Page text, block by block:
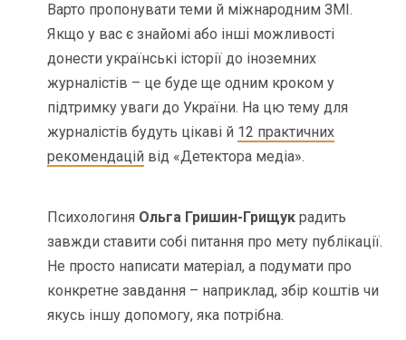
Варто пропонувати теми й міжнародним ЗМІ.
Якщо у вас є знайомі або інші можливості
донести українські історії до іноземних
журналістів – це буде ще одним кроком у
підтримку уваги до України. На цю тему для
журналістів будуть цікаві й 12 практичних
рекомендацій від «Детектора медіа».
Психологиня Ольга Гришин-Грищук радить
завжди ставити собі питання про мету публікації.
Не просто написати матеріал, а подумати про
конкретне завдання – наприклад, збір коштів чи
якусь іншу допомогу, яка потрібна.